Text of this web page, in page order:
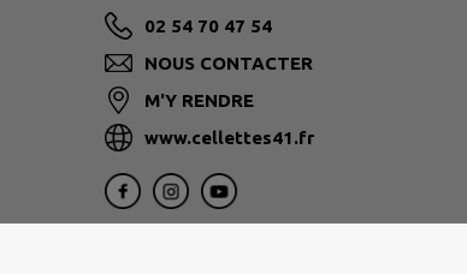
02 54 70 47 54
NOUS CONTACTER
M'Y RENDRE
www.cellettes41.fr